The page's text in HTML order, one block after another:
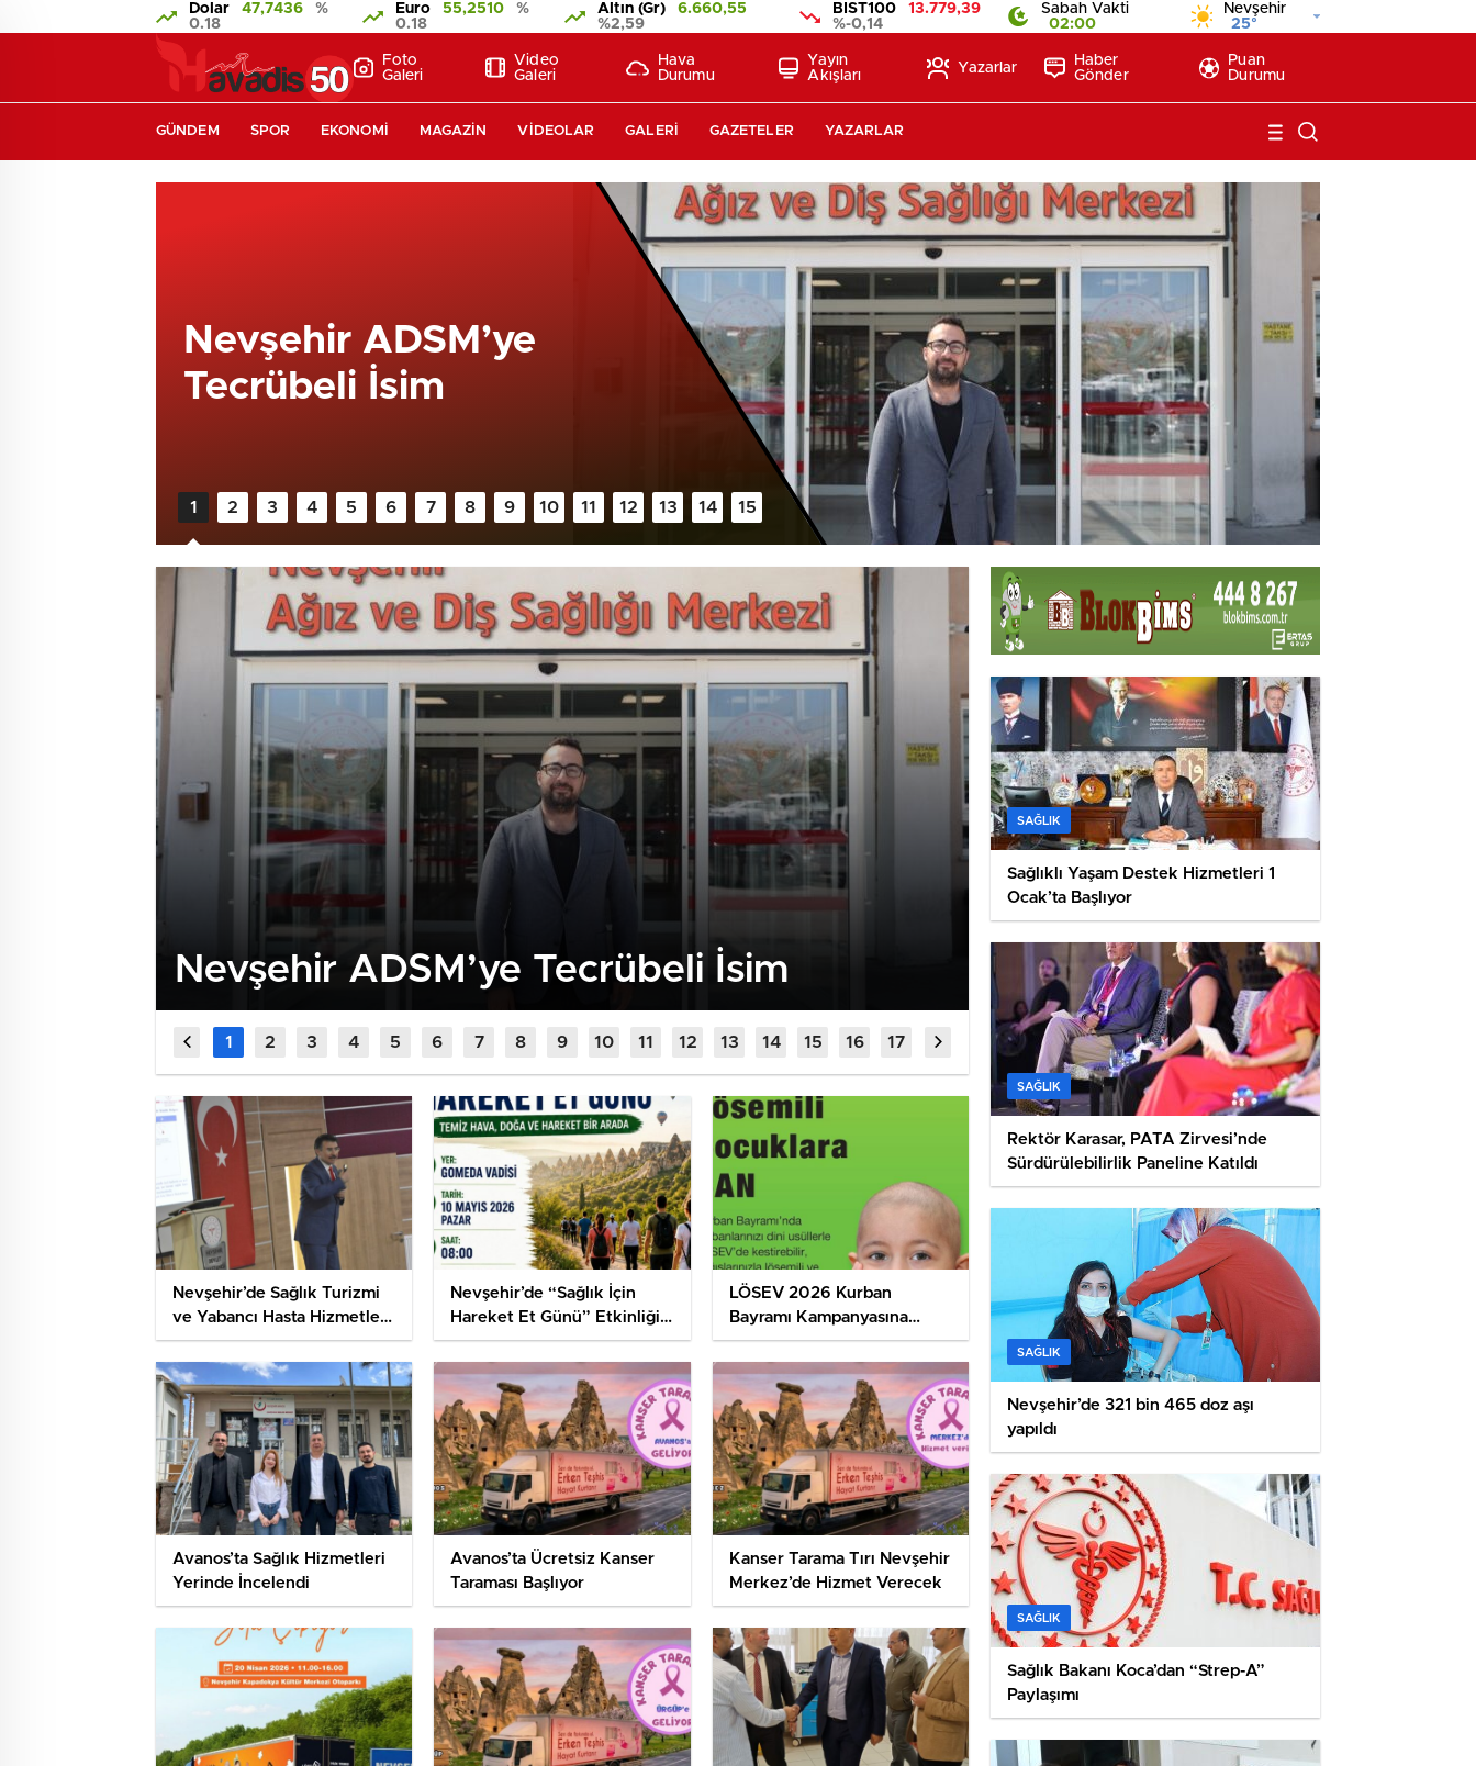
Dolar 47,7436
%
0.18
Euro 55,2510
%
0.18
Altın (Gr)
6.660,55
%2,59
BIST100
13.779,39
%-0,14
Sabah Vakti
02:00
Nevşehir
25°
Foto
Galeri
Video
Galeri
Hava
Durumu
Yayın
Akışları
Yazarlar
Haber
Gönder
Puan
Durumu
GÜNDEM SPOR EKONOMI MAGAZIN VIDEOLAR GALERI GAZETELER YAZARLAR
Nevşehir ADSM’ye
Tecrübeli İsim
Nevşehir ADSM’ye Tecrübeli İsim
Nevşehir’de Ergenlikte
Semineri
Nevşehir’de Sağlık Turizmi
ve Yabancı Hasta Hizmetleri
Değerlendirildi
Nevşehir’de “Sağlık İçin
Hareket Et Günü” Etkinliği
Düzenleniyor
LÖSEV 2026 Kurban
Bayramı Kampanyasına
Başladı
Avanos’ta Sağlık Hizmetleri
Yerinde İncelendi
Avanos’ta Ücretsiz Kanser
Taraması Başlıyor
Kanser Tarama Tırı Nevşehir
Merkez’de Hizmet Verecek
SAĞLIK
Sağlıklı Yaşam Destek Hizmetleri 1
Ocak’ta Başlıyor
SAĞLIK
Rektör Karasar, PATA Zirvesi’nde
Sürdürülebilirlik Paneline Katıldı
SAĞLIK
Nevşehir’de 321 bin 465 doz aşı
yapıldı
SAĞLIK
Sağlık Bakanı Koca’dan “Strep-A”
Paylaşımı